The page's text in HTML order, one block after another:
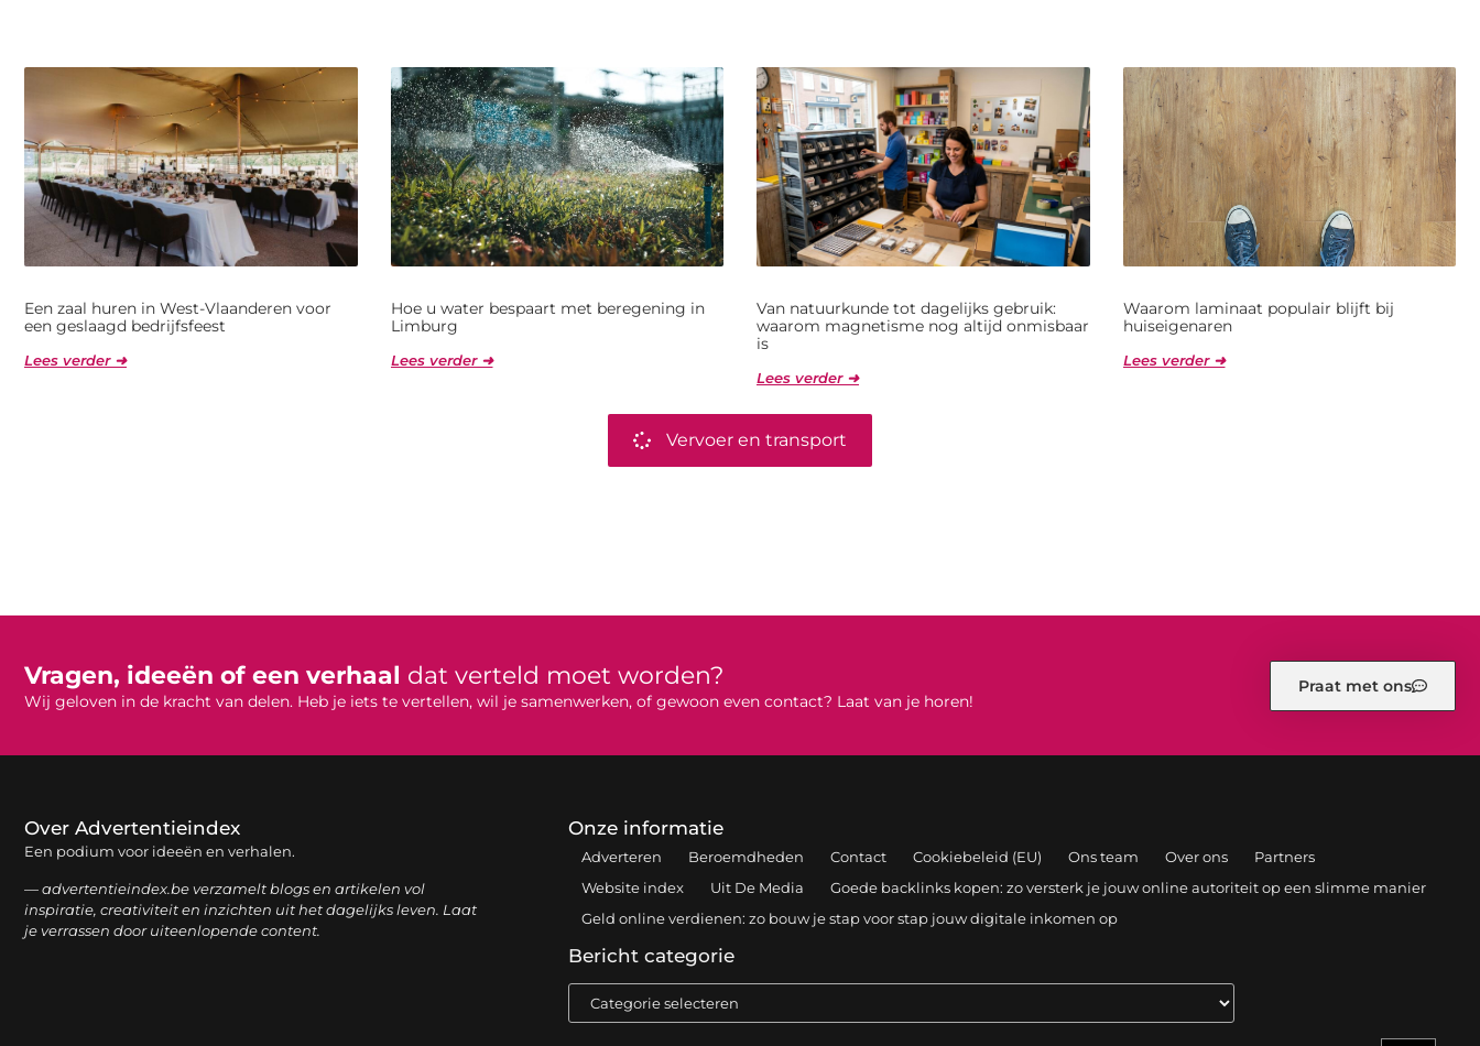
Een zaal huren in West-Vlaanderen voor
een geslaagd bedrijfsfeest
Lees verder ➜
Hoe u water bespaart met beregening in
Limburg
Lees verder ➜
Van natuurkunde tot dagelijks gebruik:
waarom magnetisme nog altijd onmisbaar
is
Lees verder ➜
Waarom laminaat populair blijft bij
huiseigenaren
Lees verder ➜
Vervoer en transport
Vragen, ideeën of een verhaal dat verteld moet worden?
Wij geloven in de kracht van delen. Heb je iets te vertellen, wil je samenwerken, of gewoon even contact? Laat van je horen!
Praat met ons
Over Advertentieindex
Een podium voor ideeën en verhalen.
— advertentieindex.be verzamelt blogs en artikelen vol
inspiratie, creativiteit en inzichten uit het dagelijks leven. Laat
je verrassen door uiteenlopende content.
Onze informatie
Adverteren Beroemdheden Contact Cookiebeleid (EU) Ons team Over ons
Partners
Website index
Uit De Media
Goede backlinks kopen: zo versterk je jouw online autoriteit op een slimme manier
Geld online verdienen: zo bouw je stap voor stap jouw digitale inkomen op
Bericht categorie